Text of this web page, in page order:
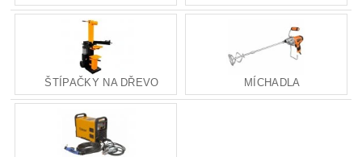
ŠTÍPAČKY NA DŘEVO MÍCHADLA